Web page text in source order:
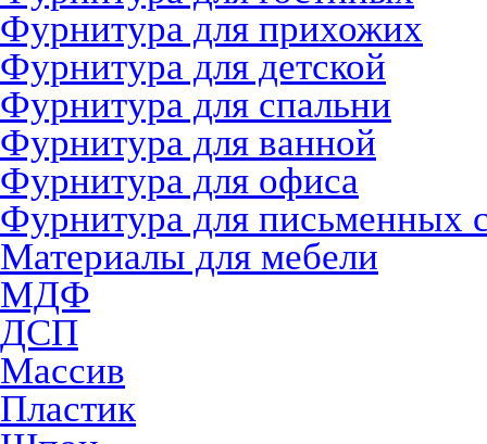
Фурнитура для прихожих
Фурнитура для детской
Фурнитура для спальни
Фурнитура для ванной
Фурнитура для офиса
Фурнитура для письменных
Материалы для мебели
МДФ
ДСП
Массив
Пластик